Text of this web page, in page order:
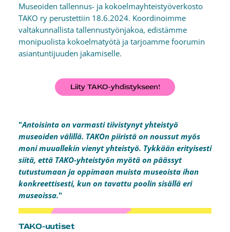
Museoiden tallennus- ja kokoelmayhteistyöverkosto
TAKO ry perustettiin 18.6.2024. Koordinoimme
valtakunnallista tallennustyönjakoa, edistämme
monipuolista kokoelmatyötä ja tarjoamme foorumin
asiantuntijuuden jakamiselle.
Liity TAKO-yhdistykseen!
"Antoisinta on varmasti tiivistynyt yhteistyö
museoiden välillä. TAKOn piiristä on noussut myös
moni muuallekin vienyt yhteistyö. Tykkään erityisesti
siitä, että TAKO-yhteistyön myötä on päässyt
tutustumaan ja oppimaan muista museoista ihan
konkreettisesti, kun on tavattu poolin sisällä eri
museoissa."
TAKO-uutiset